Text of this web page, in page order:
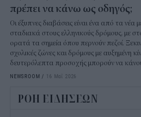
πρέπει να κάνω ως οδηγός;
Οι έξυπνες διαβάσεις είναι ένα από τα νέα
σταδιακά στους ελληνικούς δρόμους, με
ορατά τα σημεία όπου περνούν πεζοί.
σχολικές ζώνες και δρόμους με αυξημένη
δευτερόλεπτα προσοχής μπορούν να
NEWSROOM / 16 Μαΐ 2026
ΡΟΗ ΕΙΔΗΣΕΩΝ